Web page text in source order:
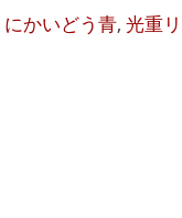
にかいどう青, 光重